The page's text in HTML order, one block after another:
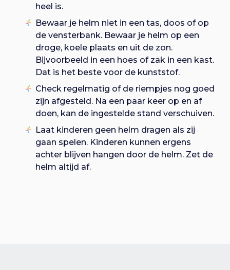
heel is.
Bewaar je helm niet in een tas, doos of op
de vensterbank. Bewaar je helm op een
droge, koele plaats en uit de zon.
Bijvoorbeeld in een hoes of zak in een kast.
Dat is het beste voor de kunststof.
Check regelmatig of de riempjes nog goed
zijn afgesteld. Na een paar keer op en af
doen, kan de ingestelde stand verschuiven.
Laat kinderen geen helm dragen als zij
gaan spelen. Kinderen kunnen ergens
achter blijven hangen door de helm. Zet de
helm altijd af.